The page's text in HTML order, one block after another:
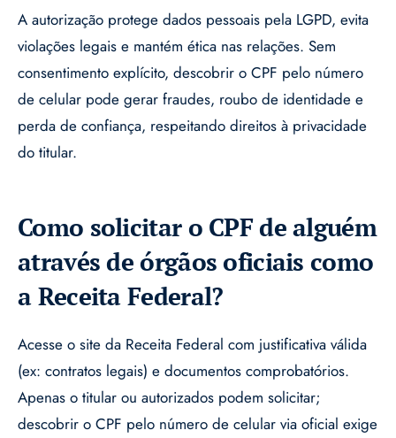
A autorização protege dados pessoais pela LGPD, evita
violações legais e mantém ética nas relações. Sem
consentimento explícito, descobrir o CPF pelo número
de celular pode gerar fraudes, roubo de identidade e
perda de confiança, respeitando direitos à privacidade
do titular.
Como solicitar o CPF de alguém
através de órgãos oficiais como
a Receita Federal?
Acesse o site da Receita Federal com justificativa válida
(ex: contratos legais) e documentos comprobatórios.
Apenas o titular ou autorizados podem solicitar;
descobrir o CPF pelo número de celular via oficial exige